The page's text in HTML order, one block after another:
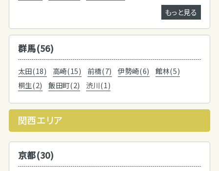
もっと見る
群馬(56)
太田(18) 高崎(15) 前橋(7) 伊勢崎(6)
館林(5)
桐生(2)
飯田町(2) 渋川(1)
関西エリア
京都(30)